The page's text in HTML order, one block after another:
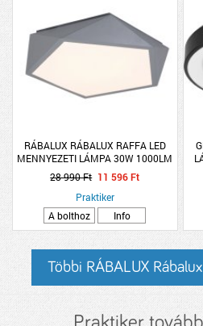
RÁBALUX RÁBALUX RAFFA LED
MENNYEZETI LÁMPA 30W 1000LM
3000K IP20 40X40CM FÉM SZÜRKE
28 990 Ft 11 596 Ft
Praktiker
A bolthoz
Info
Többi RÁBALUX